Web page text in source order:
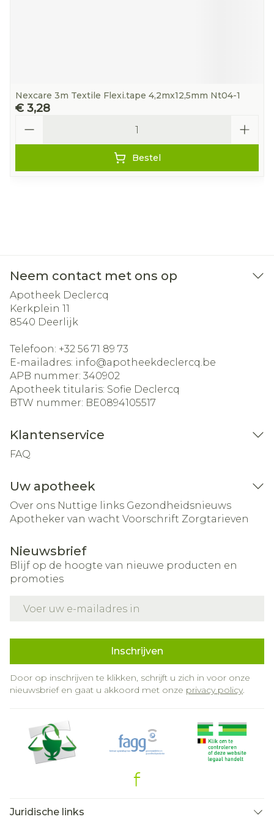
Nexcare 3m Textile Flexi.tape 4,2mx12,5mm Nt04-1
€ 3,28
Bestel
Neem contact met ons op
Apotheek Declercq
Kerkplein 11
8540 Deerlijk
Telefoon: +32 56 71 89 73
E-mailadres: info@apotheekdeclercq.be
APB nummer: 340902
Apotheek titularis: Sofie Declercq
BTW nummer: BE0894105517
Klantenservice
FAQ
Uw apotheek
Over ons Nuttige links Gezondheidsnieuws
Apotheker van wacht Voorschrift Zorgtarieven
Nieuwsbrief
Blijf op de hoogte van nieuwe producten en
promoties
Inschrijven
Door op inschrijven te klikken, schrijft u zich in voor onze
nieuwsbrief en gaat u akkoord met onze privacy policy.
Juridische links